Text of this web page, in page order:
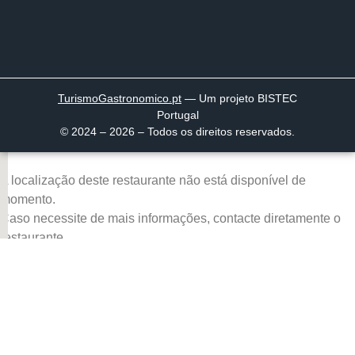
TurismoGastronomico .pt — Um projeto BISTEC
Portugal
© 2024 – 2026 – Todos os direitos reservados.
A localização deste restaurante não está disponível de
momento.
Caso necessite de mais informações, contacte diretamente o
restaurante.